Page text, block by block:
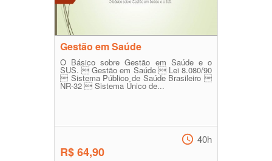
Gestão em Saúde
O Básico sobre Gestão em Saúde e o
SUS.  Gestão em Saúde  Lei 8.080/90
 Sistema Público de Saúde Brasileiro 
NR-32  Sistema Único de...
R$ 64,90
40h